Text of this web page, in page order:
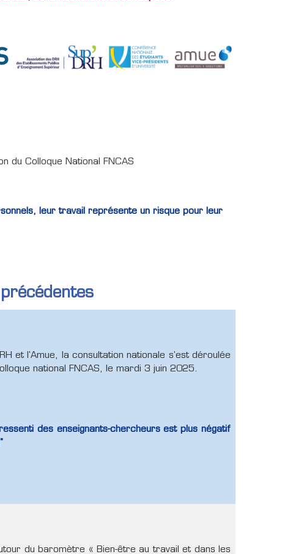
du Colloque National FNCAS
leur travail représente un risque pour leur
et l'Amue, la consultation nationale s'est déroulée
national FNCAS, le mardi 3 juin 2025.
des enseignants-chercheurs est plus négatif
du baromètre « Bien-être au travail et dans les